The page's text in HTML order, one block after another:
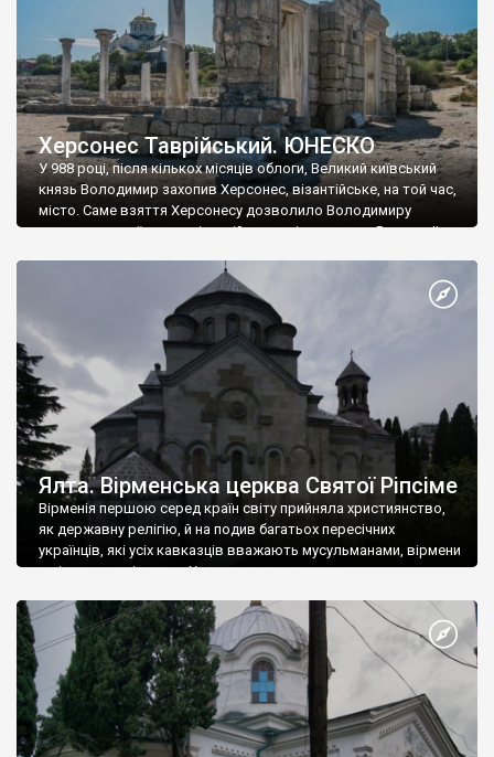
Херсонес Таврійський. ЮНЕСКО
У 988 році, після кількох місяців облоги, Великий київський
князь Володимир захопив Херсонес, візантійське, на той час,
місто. Саме взяття Херсонесу дозволило Володимиру
диктувати свої умови візантійському імператору Василю ІІ, та
Херсонесі Володимир-язичник, став Василем-християнином.
А потім було Хрещення Русі. На честь Херсонесу Таврійського
Ялта. Вірменська церква Святої Ріпсіме
Вірменія першою серед країн світу прийняла християнство,
як державну релігію, й на подив багатьох пересічних
українців, які усіх кавказців вважають мусульманами, вірмени
є відданими вірянами Христа